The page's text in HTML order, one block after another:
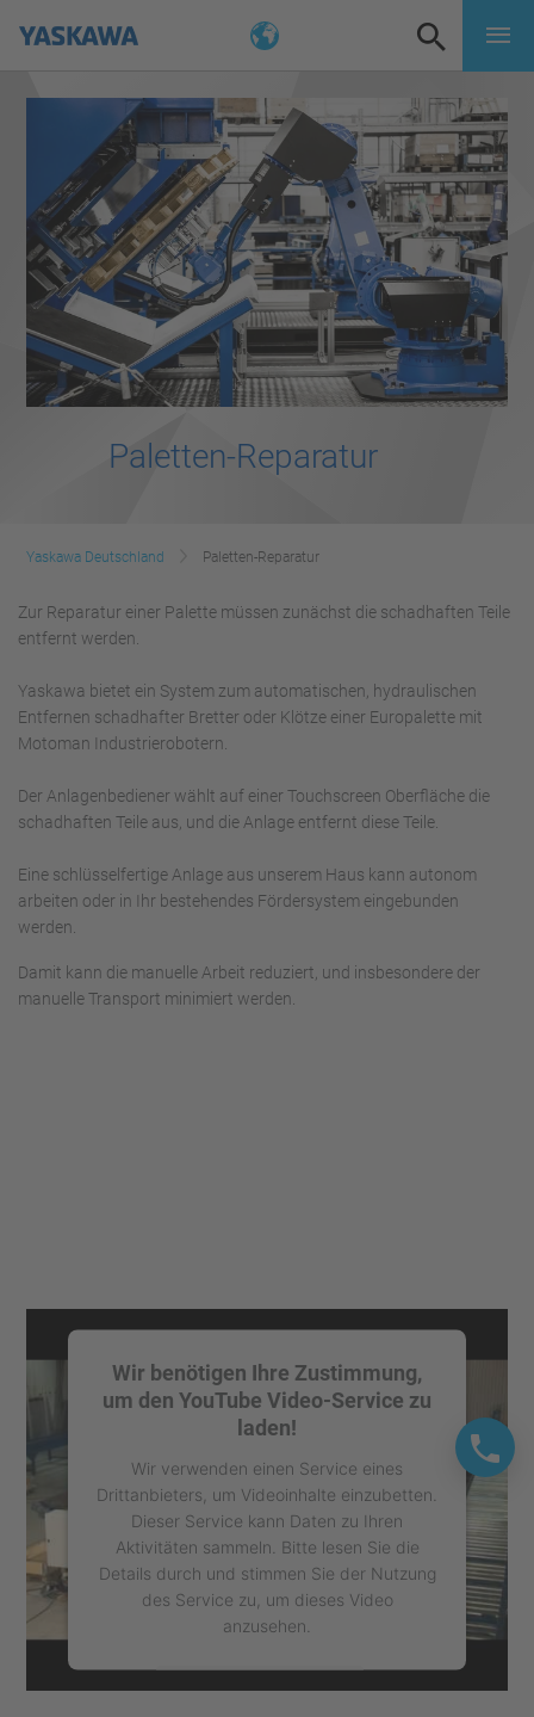
Paletten-Reparatur
Yaskawa Deutschland Paletten-Reparatur
Zur Reparatur einer Palette müssen zunächst die schadhaften Teile
entfernt werden.
Yaskawa bietet ein System zum automatischen, hydraulischen
Entfernen schadhafter Bretter oder Klötze einer Europalette mit
Motoman Industrierobotern.
Der Anlagenbediener wählt auf einer Touchscreen Oberfläche die
schadhaften Teile aus, und die Anlage entfernt diese Teile.
Eine schlüsselfertige Anlage aus unserem Haus kann autonom
arbeiten oder in Ihr bestehendes Fördersystem eingebunden
werden.
Damit kann die manuelle Arbeit reduziert, und insbesondere der
manuelle Transport minimiert werden.
Wir benötigen Ihre Zustimmung,
um den YouTube Video-Service zu
laden!
Wir verwenden einen Service eines
Drittanbieters, um Videoinhalte einzubetten.
Dieser Service kann Daten zu Ihren
Aktivitäten sammeln. Bitte lesen Sie die
Details durch und stimmen Sie der Nutzung
des Service zu, um dieses Video
anzusehen.
Mehr Informationen